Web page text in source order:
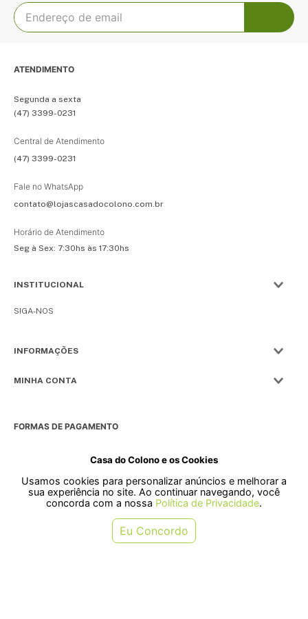
Casa do Colono e os Cookies
Usamos cookies para personalizar anúncios e melhorar a
sua experiência no site. Ao continuar navegando, você
concorda com a nossa Política de Privacidade.
Eu Concordo
ATENDIMENTO
Segunda a sexta
(47) 3399-0231
Central de Atendimento
(47) 3399-0231
Fale no WhatsApp
contato@lojascasadocolono.com.br
Horário de Atendimento
Seg à Sex: 7:30hs às 17:30hs
INSTITUCIONAL
SIGA-NOS
INFORMAÇÕES
MINHA CONTA
FORMAS DE PAGAMENTO
SELOS
Rua Pre. Frederico Hardt, 119 - Centro, Indaial - SC, 89080-018